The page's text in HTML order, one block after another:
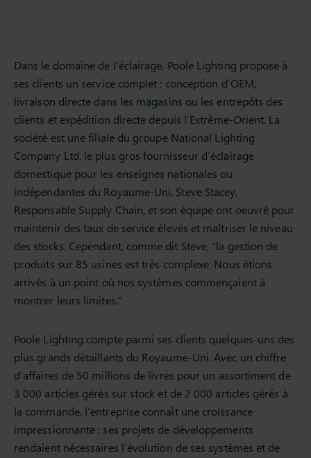
Dans le domaine de l’éclairage, Poole Lighting propose à
ses clients un service complet : conception d’OEM,
livraison directe dans les magasins ou les entrepôts des
clients et expédition directe depuis l’Extrême-Orient. La
société est une filiale du groupe National Lighting
Company Ltd, le plus gros fournisseur d’éclairage
domestique pour les enseignes nationales ou
indépendantes du Royaume-Uni. Steve Stacey,
Responsable Supply Chain, et son équipe ont oeuvré pour
maintenir des taux de service élevés et maîtriser le niveau
des stocks. Cependant, comme dit Steve, “la gestion de
produits sur 85 usines est très complexe. Nous étions
arrivés à un point où nos systèmes commençaient à
montrer leurs limites.”
Poole Lighting compte parmi ses clients quelques-uns des
plus grands détaillants du Royaume-Uni. Avec un chiffre
d’affaires de 50 millions de livres pour un assortiment de
3 000 articles gérés sur stock et de 2 000 articles gérés à
la commande, l’entreprise connaît une croissance
impressionnante ; ses projets de développements
rendaient nécessaires l’évolution de ses systèmes et de